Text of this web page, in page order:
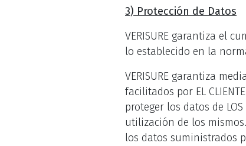
3) Protección de Datos
VERISURE garantiza el
lo establecido en la
VERISURE garantiza
facilitados por EL
proteger los datos de
utilización de los
los datos suministrados